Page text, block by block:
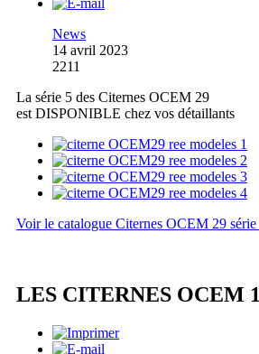
News
14 avril 2023
2211
La série 5 des Citernes OCEM 29
est DISPONIBLE chez vos détaillants
Voir le catalogue Citernes OCEM 29 série
LES CITERNES OCEM